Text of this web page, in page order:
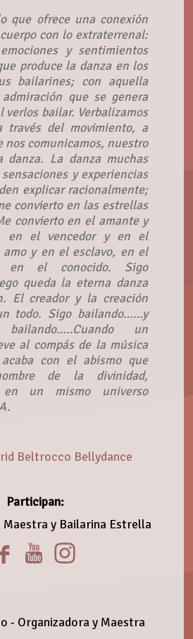
que ofrece una conexión
con lo extraterrenal:
y sentimientos
produce la danza en los
bailarines; con aquella
que se genera
verlos bailar. Verbalizamos
través del movimiento, a
nos comunicamos, nuestro
danza. La danza muchas
y experiencias
explicar racionalmente;
convierto en las estrellas
convierto en el amante y
en el vencedor y en el
y en el esclavo, en el
en el conocido. Sigo
queda la eterna danza
El creador y la creación
todo. Sigo bailando……y
bailando…..Cuando un
al compás de la música
con el abismo que
de la divinidad,
en un mismo universo
Beltrocco Bellydance
Participan:
y Bailarina Estrella
- Organizadora y Maestra